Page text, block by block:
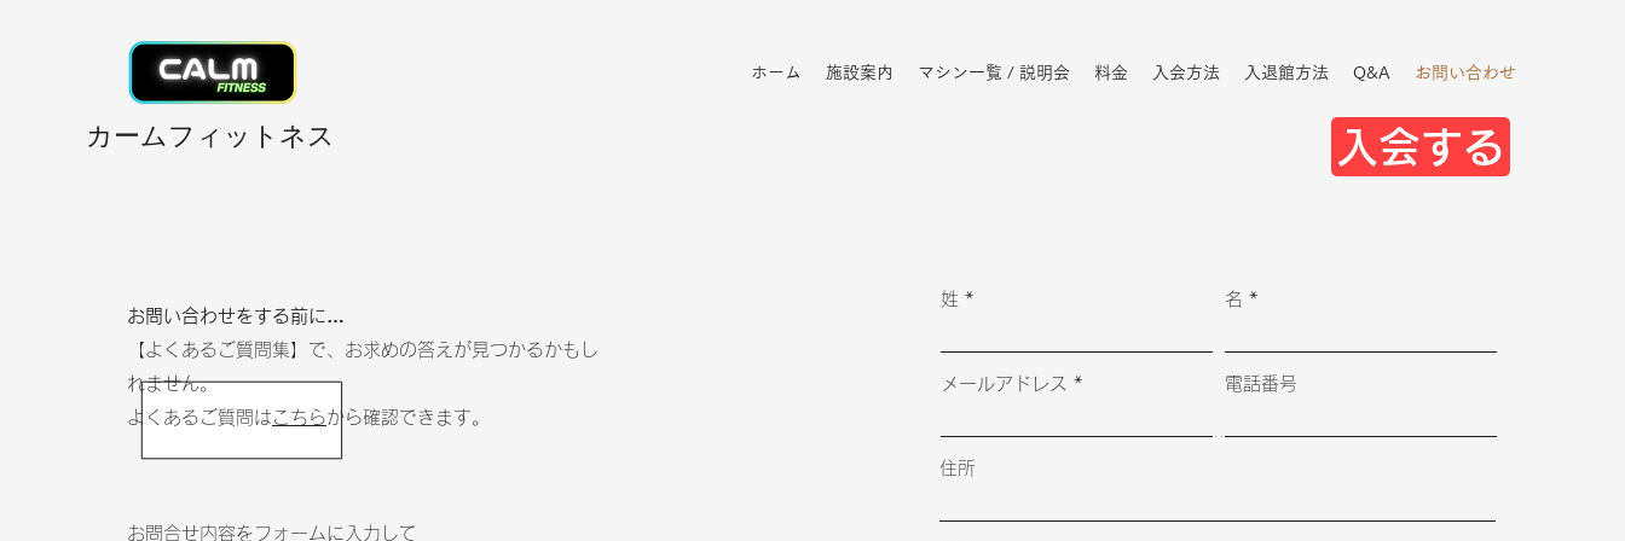
​カームフィットネス
ホーム 施設案内 マシン一覧 / 説明会 料金 入会方法 入退館方法 Q&A お問い合わせ
入会する
お問い合わせをする前に…
【よくあるご質問集】で、お求めの答えが見つかるかもし
れません。
よくあるご質問は こちらから確認できます。
お問合せ内容を フォームに入力して
姓 名
メールアドレス 電話番号
住所